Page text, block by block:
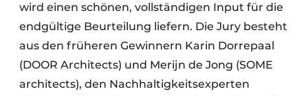
wird einen schönen, vollständigen Input für die
endgültige Beurteilung liefern. Die Jury besteht
aus den früheren Gewinnern Karin Dorrepaal
(DOOR Architects) und Merijn de Jong (SOME
architects), den Nachhaltigkeitsexperten